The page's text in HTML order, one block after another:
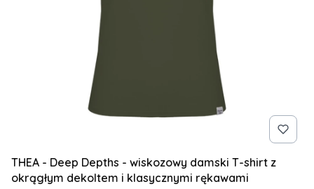
THEA - Deep Depths - wiskozowy damski T-shirt z
okrągłym dekoltem i klasycznymi rękawami